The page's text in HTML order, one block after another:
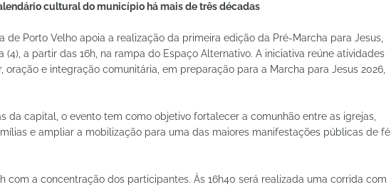
cultural do município há mais de três décadas
de Porto Velho apoia a realização da primeira edição da Pré-Marcha para Jesus,
a partir das 16h, na rampa do Espaço Alternativo. A iniciativa reúne atividades
oração e integração comunitária, em preparação para a Marcha para Jesus 2026,
da capital, o evento tem como objetivo fortalecer a comunhão entre as igrejas,
e ampliar a mobilização para uma das maiores manifestações públicas de fé
com a concentração dos participantes. Às 16h40 será realizada uma corrida com